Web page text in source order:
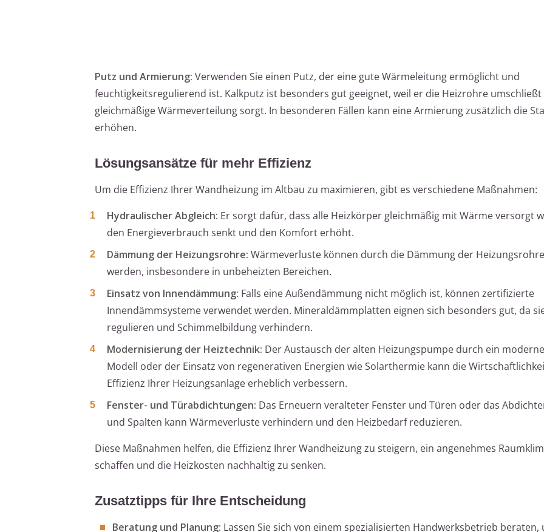
Putz und Armierung: Verwenden Sie einen Putz, der eine gute Wärmeleitung ermöglicht und
feuchtigkeitsregulierend ist. Kalkputz ist besonders gut geeignet, weil er die Heizrohre
gleichmäßige Wärmeverteilung sorgt. In besonderen Fällen kann eine Armierung zusätzlich die
erhöhen.
Lösungsansätze für mehr Effizienz
Um die Effizienz Ihrer Wandheizung im Altbau zu maximieren, gibt es verschiedene Maßnahmen:
Hydraulischer Abgleich: Er sorgt dafür, dass alle Heizkörper gleichmäßig mit Wärme versorgt
den Energieverbrauch senkt und den Komfort erhöht.
Dämmung der Heizungsrohre: Wärmeverluste können durch die Dämmung der
werden, insbesondere in unbeheizten Bereichen.
Einsatz von Innendämmung: Falls eine Außendämmung nicht möglich ist, können zertifizierte
Innendämmsysteme verwendet werden. Mineraldämmplatten eignen sich besonders gut, da
regulieren und Schimmelbildung verhindern.
Modernisierung der Heiztechnik: Der Austausch der alten Heizungspumpe durch ein
Modell oder der Einsatz von regenerativen Energien wie Solarthermie kann die
Effizienz Ihrer Heizungsanlage erheblich verbessern.
Fenster- und Türabdichtungen: Das Erneuern veralteter Fenster und Türen oder das
und Spalten kann Wärmeverluste verhindern und den Heizbedarf reduzieren.
Diese Maßnahmen helfen, die Effizienz Ihrer Wandheizung zu steigern, ein angenehmes
schaffen und die Heizkosten nachhaltig zu senken.
Zusatztipps für Ihre Entscheidung
Beratung und Planung: Lassen Sie sich von einem spezialisierten Handwerksbetrieb beraten,